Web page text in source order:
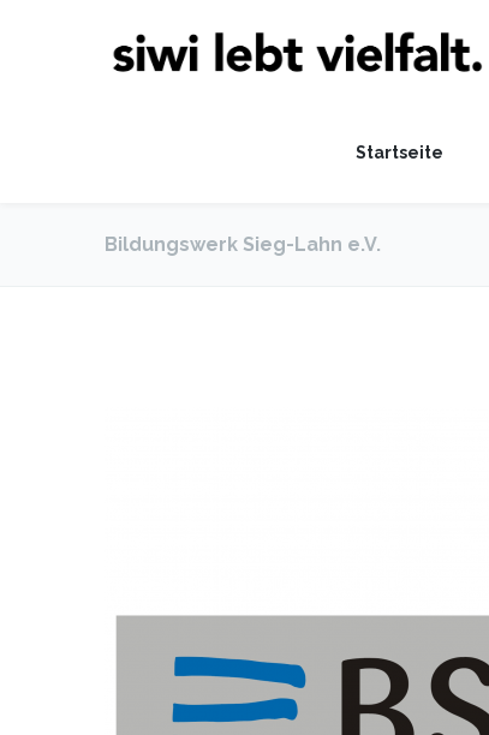
Startseite
Bildungswerk Sieg-Lahn e.V.